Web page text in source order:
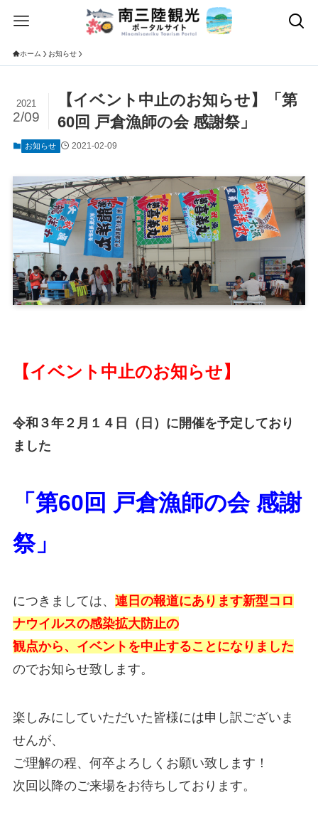
ホーム お知らせ
【イベント中止のお知らせ】「第
60回 戸倉漁師の会 感謝祭」
2021
2/09
お知らせ 2021-02-09
【イベント中止のお知らせ】
令和３年２月１４日（日）に開催を予定しており
ました
「第60回 戸倉漁師の会 感謝
祭」
につきましては、 連日の報道にあります新型コロ
ナウイルスの感染拡大防止の
観点から、イベントを中止することになりました
のでお知らせ致します。
楽しみにしていただいた皆様には申し訳ございま
せんが、
ご理解の程、何卒よろしくお願い致します！
次回以降のご来場をお待ちしております。